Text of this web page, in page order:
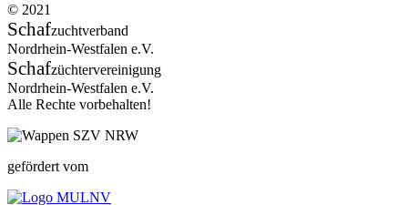
© 2021
Schafzuchtverband
Nordrhein-Westfalen e.V.
Schafzüchtervereinigung
Nordrhein-Westfalen e.V.
Alle Rechte vorbehalten!
gefördert vom